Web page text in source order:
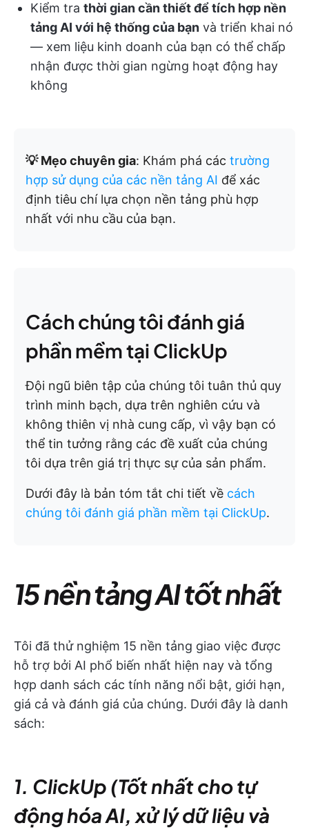
Kiểm tra thời gian cần thiết để tích hợp nền
tảng AI với hệ thống của bạn và triển khai nó
— xem liệu kinh doanh của bạn có thể chấp
nhận được thời gian ngừng hoạt động hay
không
💡 Mẹo chuyên gia: Khám phá các trường
hợp sử dụng của các nền tảng AI để xác
định tiêu chí lựa chọn nền tảng phù hợp
nhất với nhu cầu của bạn.
Cách chúng tôi đánh giá
phần mềm tại ClickUp
Đội ngũ biên tập của chúng tôi tuân thủ quy
trình minh bạch, dựa trên nghiên cứu và
không thiên vị nhà cung cấp, vì vậy bạn có
thể tin tưởng rằng các đề xuất của chúng
tôi dựa trên giá trị thực sự của sản phẩm.
Dưới đây là bản tóm tắt chi tiết về cách
chúng tôi đánh giá phần mềm tại ClickUp.
15 nền tảng AI tốt nhất
Tôi đã thử nghiệm 15 nền tảng giao việc được
hỗ trợ bởi AI phổ biến nhất hiện nay và tổng
hợp danh sách các tính năng nổi bật, giới hạn,
giá cả và đánh giá của chúng. Dưới đây là danh
sách:
1. ClickUp (Tốt nhất cho tự
động hóa AI, xử lý dữ liệu và